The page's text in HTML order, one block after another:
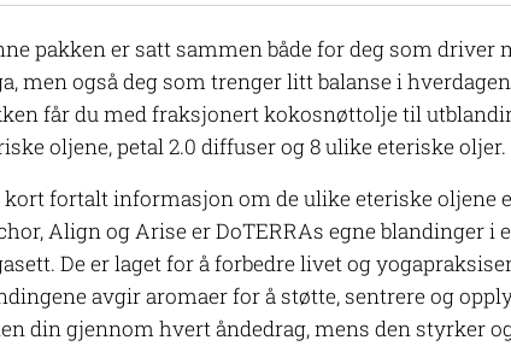
pakken er satt sammen både for deg som driver
men også deg som trenger litt balanse i
får du med fraksjonert kokosnøttolje til
oljene, petal 2.0 diffuser og 8 ulike eteriske oljer.
fortalt informasjon om de ulike eteriske oljene
Align og Arise er DoTERRAs egne blandinger i
De er laget for å forbedre livet og
avgir aromaer for å støtte, sentrere og
din gjennom hvert åndedrag, mens den styrker